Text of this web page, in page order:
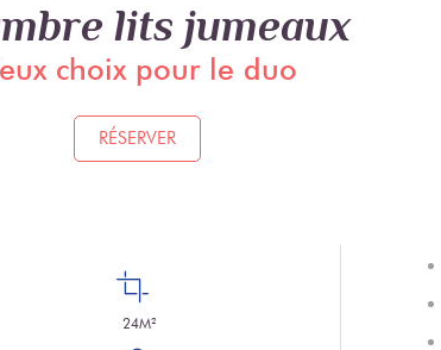
lits jumeaux
choix pour le duo
RÉSERVER
24M²